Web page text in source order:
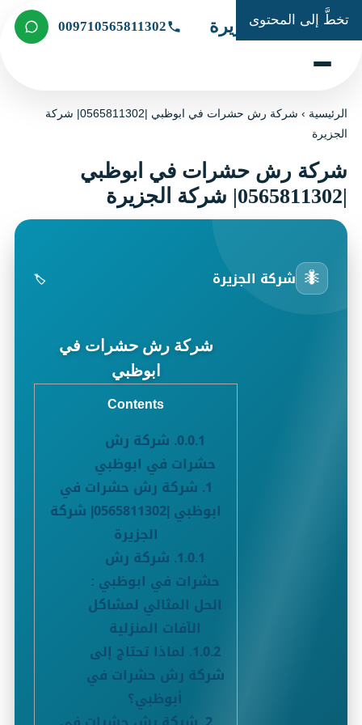
تخطَّ إلى المحتوى
شركة الجزيرة 009710565811302
الرئيسية ›
شركة رش حشرات في ابوظبي |0565811302| شركة
الجزيرة
شركة رش حشرات في ابوظبي
|0565811302| شركة الجزيرة
🐜 شركة الجزيرة 🏷️
شركة رش حشرات في
ابوظبي
Contents
0.0.1. شركة رش
حشرات في ابوظبي
1. شركة رش حشرات في
ابوظبي |0565811302| شركة
الجزيرة
1.0.1. شركة رش
حشرات في ابوظبي :
الحل المثالي لمشاكل
الآفات المنزلية
1.0.2. لماذا تحتاج إلى
شركة رش حشرات في
أبوظبي؟